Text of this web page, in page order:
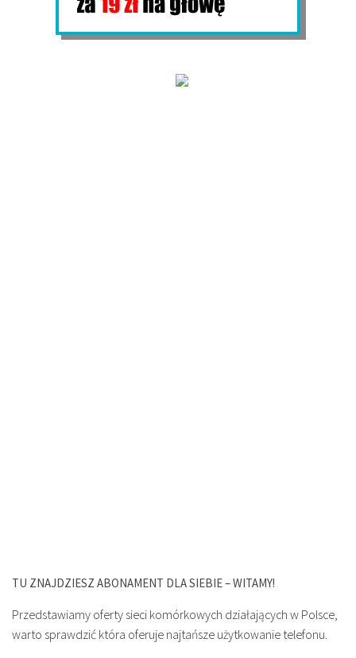
TU ZNAJDZIESZ ABONAMENT DLA SIEBIE – WITAMY!
Przedstawiamy oferty sieci komórkowych działających w Polsce,
warto sprawdzić która oferuje najtańsze użytkowanie telefonu.